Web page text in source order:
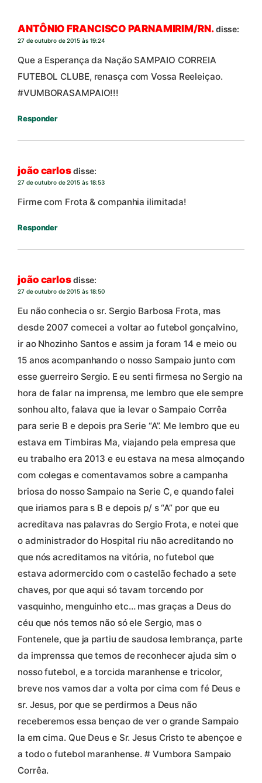
ANTÔNIO FRANCISCO PARNAMIRIM/RN.disse:
27 de outubro de 2015 às 19:24
Que a Esperança da Nação SAMPAIO CORREIA
FUTEBOL CLUBE, renasça com Vossa Reeleiçao.
#VUMBORASAMPAIO!!!
Responder
joão carlosdisse:
27 de outubro de 2015 às 18:53
Firme com Frota & companhia ilimitada!
Responder
joão carlosdisse:
27 de outubro de 2015 às 18:50
Eu não conhecia o sr. Sergio Barbosa Frota, mas
desde 2007 comecei a voltar ao futebol gonçalvino,
ir ao Nhozinho Santos e assim ja foram 14 e meio ou
15 anos acompanhando o nosso Sampaio junto com
esse guerreiro Sergio. E eu senti firmesa no Sergio na
hora de falar na imprensa, me lembro que ele sempre
sonhou alto, falava que ia levar o Sampaio Corrêa
para serie B e depois pra Serie “A”. Me lembro que eu
estava em Timbiras Ma, viajando pela empresa que
eu trabalho era 2013 e eu estava na mesa almoçando
com colegas e comentavamos sobre a campanha
briosa do nosso Sampaio na Serie C, e quando falei
que iriamos para s B e depois p/ s “A” por que eu
acreditava nas palavras do Sergio Frota, e notei que
o administrador do Hospital riu não acreditando no
que nós acreditamos na vitória, no futebol que
estava adormercido com o castelão fechado a sete
chaves, por que aqui só tavam torcendo por
vasquinho, menguinho etc… mas graças a Deus do
céu que nós temos não só ele Sergio, mas o
Fontenele, que ja partiu de saudosa lembrança, parte
da imprenssa que temos de reconhecer ajuda sim o
nosso futebol, e a torcida maranhense e tricolor,
breve nos vamos dar a volta por cima com fé Deus e
sr. Jesus, por que se perdirmos a Deus não
receberemos essa bençao de ver o grande Sampaio
la em cima. Que Deus e Sr. Jesus Cristo te abençoe e
a todo o futebol maranhense. # Vumbora Sampaio
Corrêa.